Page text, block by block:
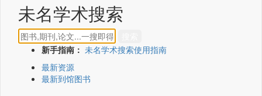
未名学术搜索
新手指南： 未名学术搜索使用指南
最新资源
最新到馆图书